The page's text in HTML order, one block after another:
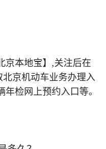
京本地宝】,关注后在
京机动车业务办理入
检网上预约入口等。